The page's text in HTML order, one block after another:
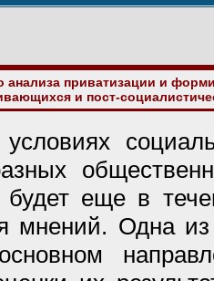
анализа приватизации и
и пост-
еще в
мнений. Одна